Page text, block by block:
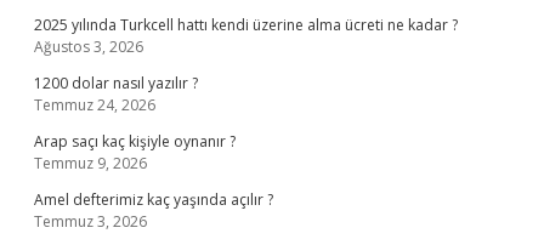
2025 yılında Turkcell hattı kendi üzerine alma ücreti ne kadar ?
Ağustos 3, 2026
1200 dolar nasıl yazılır ?
Temmuz 24, 2026
Arap saçı kaç kişiyle oynanır ?
Temmuz 9, 2026
Amel defterimiz kaç yaşında açılır ?
Temmuz 3, 2026